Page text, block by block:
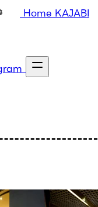
Home KAJABI